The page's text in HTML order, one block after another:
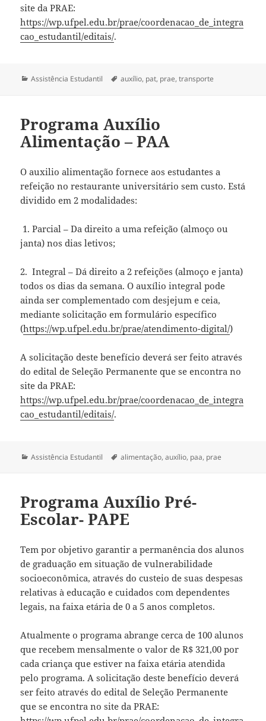
site da PRAE:
https://wp.ufpel.edu.br/prae/coordenacao_de_integra
cao_estudantil/editais/.
Categorias
Assistência Estudantil Tags
auxílio, pat, prae,transporte
Programa Auxílio
Alimentação – PAA
O auxilio alimentação fornece aos estudantes a
refeição no restaurante universitário sem custo. Está
dividido em 2 modalidades:
1. Parcial – Da direito a uma refeição (almoço ou
janta) nos dias letivos;
2. Integral – Dá direito a 2 refeições (almoço e janta)
todos os dias da semana. O auxílio integral pode
ainda ser complementado com desjejum e ceia,
mediante solicitação em formulário específico
(https://wp.ufpel.edu.br/prae/atendimento-digital/)
A solicitação deste benefício deverá ser feito através
do edital de Seleção Permanente que se encontra no
site da PRAE:
https://wp.ufpel.edu.br/prae/coordenacao_de_integra
cao_estudantil/editais/.
Categorias
Assistência Estudantil Tags
alimentação,auxílio, paa, prae
Programa Auxílio Pré-
Escolar- PAPE
Tem por objetivo garantir a permanência dos alunos
de graduação em situação de vulnerabilidade
socioeconômica, através do custeio de suas despesas
relativas à educação e cuidados com dependentes
legais, na faixa etária de 0 a 5 anos completos.
Atualmente o programa abrange cerca de 100 alunos
que recebem mensalmente o valor de R$ 321,00 por
cada criança que estiver na faixa etária atendida
pelo programa. A solicitação deste benefício deverá
ser feito através do edital de Seleção Permanente
que se encontra no site da PRAE: